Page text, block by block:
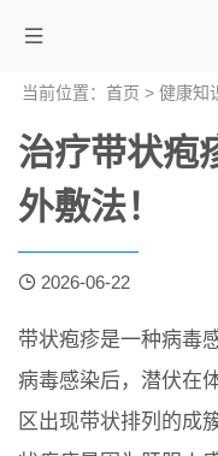
当前位置： 首页 > 健康知
治疗带状疱
外敷法！
2026-06-22
带状疱疹是一种病毒
病毒感染后，潜伏在
区出现带状排列的成